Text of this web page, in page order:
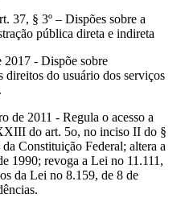
37, § 3º – Dispões sobre a
pública direta e indireta
2017 - Dispõe sobre
direitos do usuário dos serviços
de 2011 - Regula o acesso a
do art. 5o, no inciso II do §
Constituição Federal; altera a
1990; revoga a Lei no 11.111,
da Lei no 8.159, de 8 de